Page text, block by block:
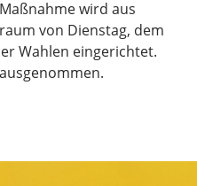
wird aus
von Dienstag, dem
Wahlen eingerichtet.